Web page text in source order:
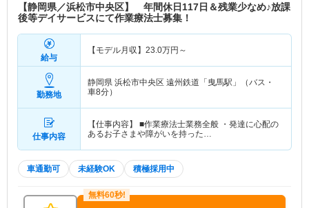
【静岡県／浜松市中央区】 年間休日117日＆残業少なめ♪放課
後等デイサービスにて作業療法士募集！
給与
【モデル月収】 23.0万円～
勤務地
静岡県 浜松市中央区 遠州鉄道「曳馬駅」（バス・
車8分）
仕事内容
【仕事内容】 ■作業療法士業務全般 ・発達に心配の
あるお子さまや障がいを持った…
車通勤可 未経験OK 積極採用中